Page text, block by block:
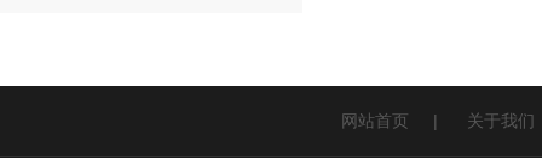
网站首页 | 关于我们